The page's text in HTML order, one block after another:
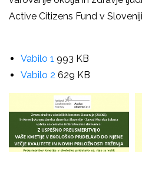
Active Citizens Fund v
Vabilo 1 993 KB
Vabilo 2 629 KB